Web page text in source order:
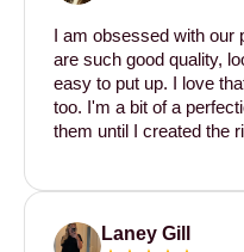
I am obsessed with
are such good quality,
easy to put up. I love
too. I'm a bit of a
them until I created the
Laney Gill